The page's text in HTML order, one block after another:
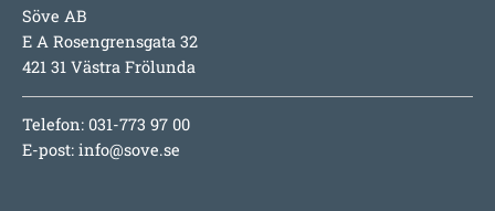
Söve AB
E A Rosengrensgata 32
421 31 Västra Frölunda
Telefon: 031-773 97 00
E-post: info@sove.se